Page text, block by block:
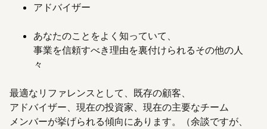
アドバイザー
あなたのことをよく知っていて、
事業を信頼すべき理由を裏付けられるその他の人
々
最適なリファレンスとして、既存の顧客、
アドバイザー、現在の投資家、現在の主要なチーム
メンバーが挙げられる傾向にあります。（余談ですが、